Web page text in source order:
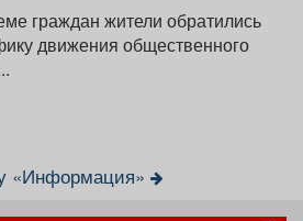
граждан жители обратились
движения общественного
«Информация»